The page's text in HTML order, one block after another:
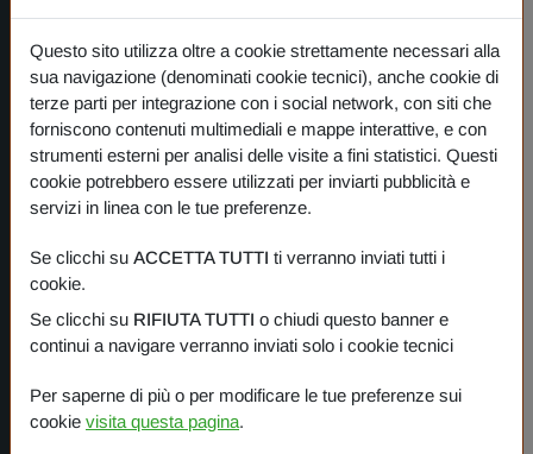
NEWS
PRIVACY
COOKIE
I nostri prodotti
One Planet
Small Gestures of Love
Questo sito utilizza oltre a cookie strettamente necessari alla
sua navigazione (denominati cookie tecnici), anche cookie di
terze parti per integrazione con i social network, con siti che
forniscono contenuti multimediali e mappe interattive, e con
strumenti esterni per analisi delle visite a fini statistici. Questi
cookie potrebbero essere utilizzati per inviarti pubblicità e
servizi in linea con le tue preferenze.
Se clicchi su ACCETTA TUTTI ti verranno inviati tutti i
cookie.
Se clicchi su RIFIUTA TUTTI o chiudi questo banner e
continui a navigare verranno inviati solo i cookie tecnici
Per saperne di più o per modificare le tue preferenze sui
cookie visita questa pagina.